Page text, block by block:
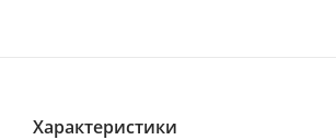
Характеристики